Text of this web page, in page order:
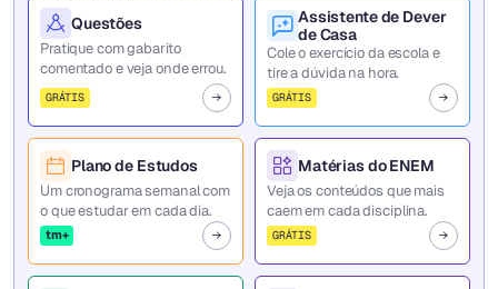
Questões
Pratique com gabarito
comentado e veja onde errou.
GRÁTIS
Assistente de Dever
de Casa
Cole o exercício da escola e
tire a dúvida na hora.
GRÁTIS
Plano de Estudos
Um cronograma semanal com
o que estudar em cada dia.
tm+
Matérias do ENEM
Veja os conteúdos que mais
caem em cada disciplina.
GRÁTIS